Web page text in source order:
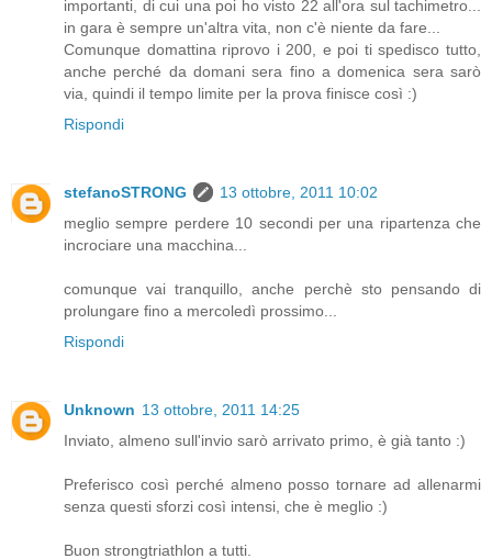
importanti, di cui una poi ho visto 22 all'ora sul tachimetro...
in gara è sempre un'altra vita, non c'è niente da fare...
Comunque domattina riprovo i 200, e poi ti spedisco tutto,
anche perché da domani sera fino a domenica sera sarò
via, quindi il tempo limite per la prova finisce così :)
Rispondi
stefanoSTRONG
13 ottobre, 2011 10:02
meglio sempre perdere 10 secondi per una ripartenza che
incrociare una macchina...
comunque vai tranquillo, anche perchè sto pensando di
prolungare fino a mercoledì prossimo...
Rispondi
Unknown 13 ottobre, 2011 14:25
Inviato, almeno sull'invio sarò arrivato primo, è già tanto :)
Preferisco così perché almeno posso tornare ad allenarmi
senza questi sforzi così intensi, che è meglio :)
Buon strongtriathlon a tutti.